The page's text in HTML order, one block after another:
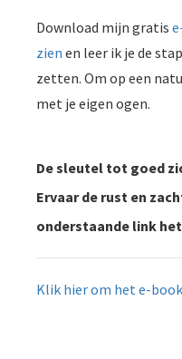
Download mijn gratis
zien en leer ik je de
zetten. Om op een
met je eigen ogen.
De sleutel tot goed
Ervaar de rust en
onderstaande link
Klik hier om het e-